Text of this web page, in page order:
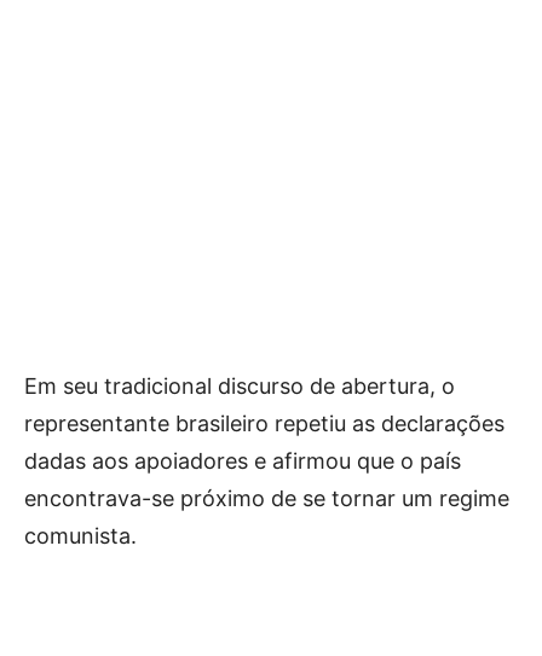
Em seu tradicional discurso de abertura, o
representante brasileiro repetiu as declarações
dadas aos apoiadores e afirmou que o país
encontrava-se próximo de se tornar um regime
comunista.